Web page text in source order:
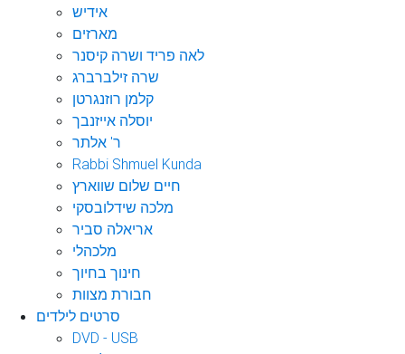
אידיש
מארזים
לאה פריד ושרה קיסנר
שרה זילברברג
קלמן רוזנגרטן
יוסלה אייזנבך
ר' אלתר
Rabbi Shmuel Kunda
חיים שלום שווארץ
מלכה שידלובסקי
אריאלה סביר
מלכהלי
חינוך בחיוך
חבורת מצוות
סרטים לילדים
DVD - USB